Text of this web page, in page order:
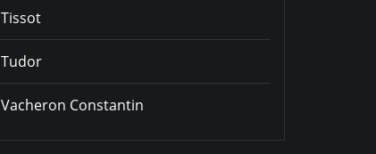
Tissot
Tudor
Vacheron Constantin